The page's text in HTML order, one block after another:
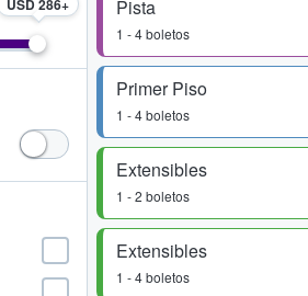
Pista
1 - 4 boletos
Primer Piso
1 - 4 boletos
Extensibles
1 - 2 boletos
Extensibles
1 - 4 boletos